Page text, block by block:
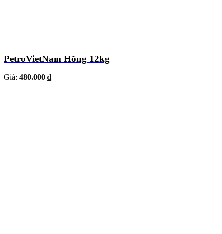
PetroVietNam Hồng 12kg
Giá: 480.000 ₫